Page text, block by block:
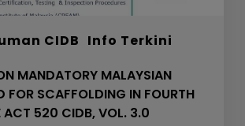
CIDB Info Terkini
MANDATORY MALAYSIAN
FOR SCAFFOLDING IN FOURTH
ACT 520 CIDB, VOL. 3.0